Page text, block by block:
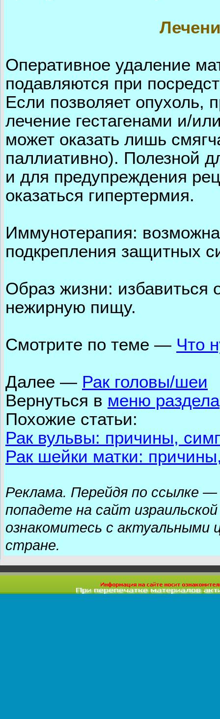
Оперативное удаление
подавляются при
Если позволяет опухоль,
лечение гестагенами и/
может оказать лишь
паллиативно). Полезной
и для предупреждения
оказаться гипертермия.
Иммунотерапия:
подкрепления защитных
Образ жизни: избавиться
нежирную пищу.
Смотрите по теме — Что
Далее — Рак головы/шеи
Вернуться в меню раздела
Похожие статьи:
Рак вульвы: причины,
Рак шейки матки:
Реклама. Перейдя по ссылке —
попадете на сайт
ознакомитесь с актуальными
стране.